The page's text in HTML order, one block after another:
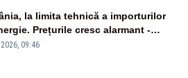
la limita tehnică a importurilor
Prețurile cresc alarmant -
Realitatea Plus
09:46